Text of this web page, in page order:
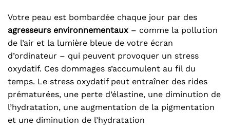
Votre peau est bombardée chaque jour par des
agresseurs environnementaux – comme la pollution
de l’air et la lumière bleue de votre écran
d’ordinateur – qui peuvent provoquer un stress
oxydatif. Ces dommages s’accumulent au fil du
temps. Le stress oxydatif peut entraîner des rides
prématurées, une perte d’élastine, une diminution de
l’hydratation, une augmentation de la pigmentation
et une diminution de l’hydratation